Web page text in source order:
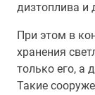
дизтоплива и
При этом в
хранения
только его, а
Такие